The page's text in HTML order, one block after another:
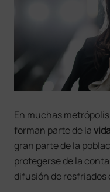
En muchas
forman parte de la
gran parte de la
protegerse de la
difusión de